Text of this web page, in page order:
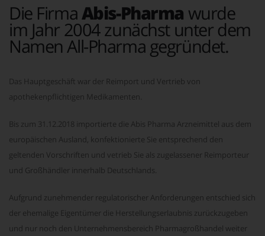
Die Firma Abis-Pharma wurde
im Jahr 2004 zunächst unter dem
Namen All-Pharma gegründet.
Das Hauptgeschäft war der Reimport und Vertrieb von
apothekenpflichtigen Medikamenten.
Bis zum 31.12.2018 importierte die Abis Pharma Arzneimittel aus dem
europäischen Ausland, konfektionierte Sie entsprechend den
geltenden Vorschriften und vetrieb Sie als zugelassener Reimporteur
und Großhändler innerhalb Deutschlands.
Aufgrund zunehmender regulatorischer Anforderungen entschied sich
der ehemalige Eigentümer die Herstellungserlaubnis zurückzugeben
und nur noch den Unternehmensbereich Pharmagroßhandel weiter